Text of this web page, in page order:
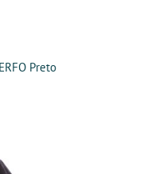
Preto